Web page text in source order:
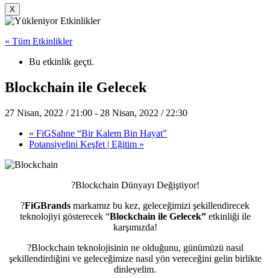
X
« Tüm Etkinlikler
Bu etkinlik geçti.
Blockchain ile Gelecek
27 Nisan, 2022 / 21:00 - 28 Nisan, 2022 / 22:30
« FiGSahne “Bir Kalem Bin Hayat”
Potansiyelini Keşfet | Eğitim »
?Blockchain Dünyayı Değiştiyor!
?FiGBrands markamız bu kez, geleceğimizi şekillendirecek
teknolojiyi gösterecek “Blockchain ile Gelecek”etkinliği ile
karşımızda!
?Blockchain teknolojisinin ne olduğunu, günümüzü nasıl
şekillendirdiğini ve geleceğimize nasıl yön vereceğini gelin birlikte
dinleyelim.